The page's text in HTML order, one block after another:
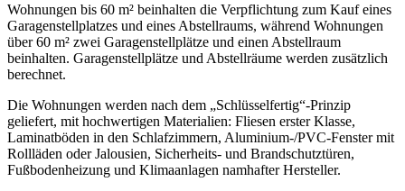
Wohnungen bis 60 m² beinhalten die Verpflichtung zum Kauf eines
Garagenstellplatzes und eines Abstellraums, während Wohnungen
über 60 m² zwei Garagenstellplätze und einen Abstellraum
beinhalten. Garagenstellplätze und Abstellräume werden zusätzlich
berechnet.
Die Wohnungen werden nach dem „Schlüsselfertig“-Prinzip
geliefert, mit hochwertigen Materialien: Fliesen erster Klasse,
Laminatböden in den Schlafzimmern, Aluminium-/PVC-Fenster mit
Rollläden oder Jalousien, Sicherheits- und Brandschutztüren,
Fußbodenheizung und Klimaanlagen namhafter Hersteller.